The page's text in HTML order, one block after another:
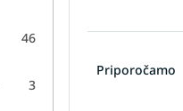
46
3
Priporočamo